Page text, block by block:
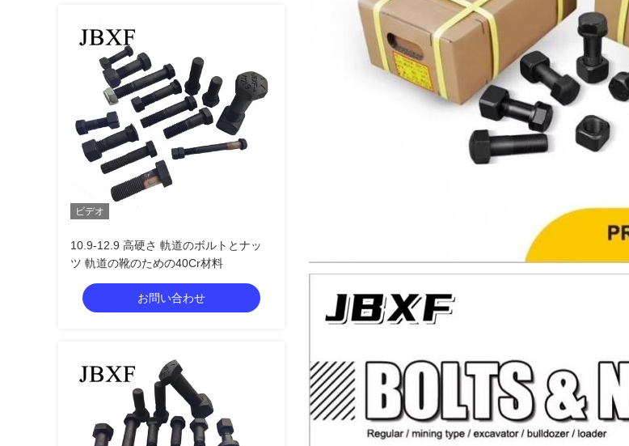
ビデオ
10.9-12.9 高硬さ 軌道のボルトとナッ
ツ 軌道の靴のための40Cr材料
お問い合わせ